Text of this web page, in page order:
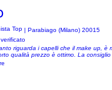
| Parabiago (Milano) 20015
riguarda i capelli che il make up, è
qualità prezzo è ottimo. La